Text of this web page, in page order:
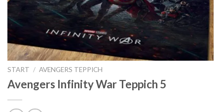
START / AVENGERS TEPPICH
Avengers Infinity War Teppich 5